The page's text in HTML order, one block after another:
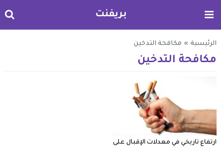
بريفنت
الرئيسية » مكافحة التدخين
مكافحة التدخين
ارتفاع تاريخي في معدلات الإقبال على